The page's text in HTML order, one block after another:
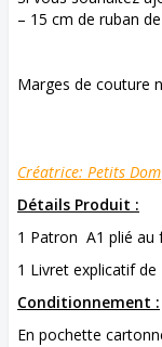
– 15 cm de ruban
Marges de couture
Créatrice: Petits Dom
Détails Produit :
1 Patron A1 plié au
1 Livret explicatif de
Conditionnement :
En pochette